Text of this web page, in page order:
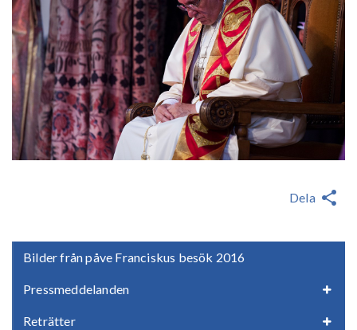
Bilder från påve Franciskus besök 2016
Pressmeddelanden
Reträtter
Dela